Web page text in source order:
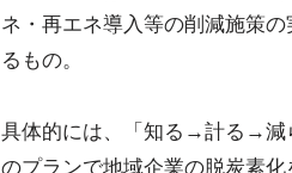
ネ・再エネ導入等の削減施策の
るもの。
具体的には、「知る→計る→減
のプランで地域企業の脱炭素化